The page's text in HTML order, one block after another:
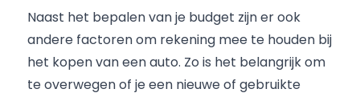
Naast het bepalen van je budget zijn er ook
andere factoren om rekening mee te houden bij
het kopen van een auto. Zo is het belangrijk om
te overwegen of je een nieuwe of gebruikte